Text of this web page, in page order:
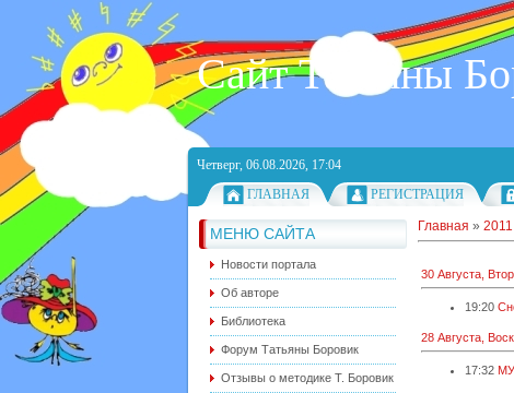
Сайт Татьяны
Четверг, 06.08.2026, 17:04
ГЛАВНАЯ
РЕГИСТРАЦИЯ
МЕНЮ САЙТА
Новости портала
Об авторе
Библиотека
Форум Татьяны Боровик
Отзывы о методике Т. Боровик
Главная » 2011
30 Августа,
19:20
28 Августа,
17:32